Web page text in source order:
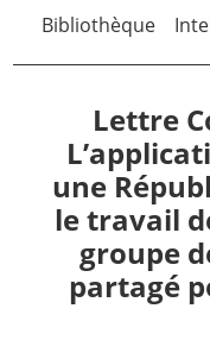
Accueil
Tous les articles
Bibliothèque
Lettre
une
le travail
groupe
partagé